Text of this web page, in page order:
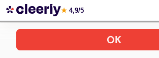
Ouvrir une assurance vie en ligne
★ 4,9/5